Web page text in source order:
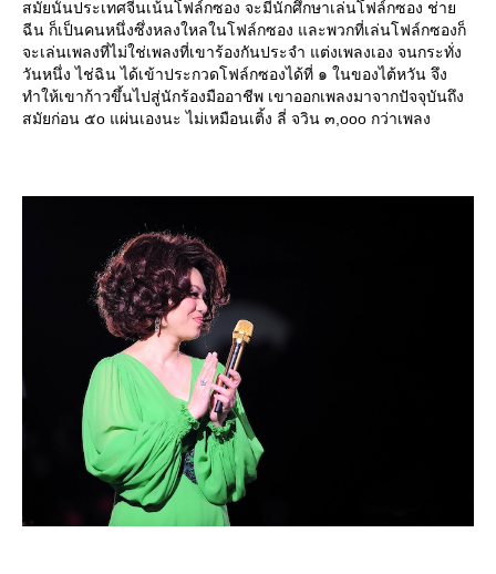
สมัยนั้นประเทศจีนเน้นโฟล์กซอง จะมีนักศึกษาเล่นโฟล์กซอง ช่า
ฉีน ก็เป็นคนหนึ่งซึ่งหลงใหลในโฟล์กซอง และพวกที่เล่นโฟล์กซองก็
จะเล่นเพลงที่ไม่ใช่เพลงที่เขาร้องกันประจำ แต่งเพลงเอง จนกระทั่ง
วันหนึ่ง ไช่ฉิน ได้เข้าประกวดโฟล์กซองได้ที่ ๑ ในของไต้หวัน จึง
ทำให้เขาก้าวขึ้นไปสู่นักร้องมืออาชีพ เขาออกเพลงมาจากปัจจุบันถึง
สมัยก่อน ๕o แผ่นเองนะ ไม่เหมือนเติ้ง ลี่ จวิน ๓,ooo กว่าเพลง